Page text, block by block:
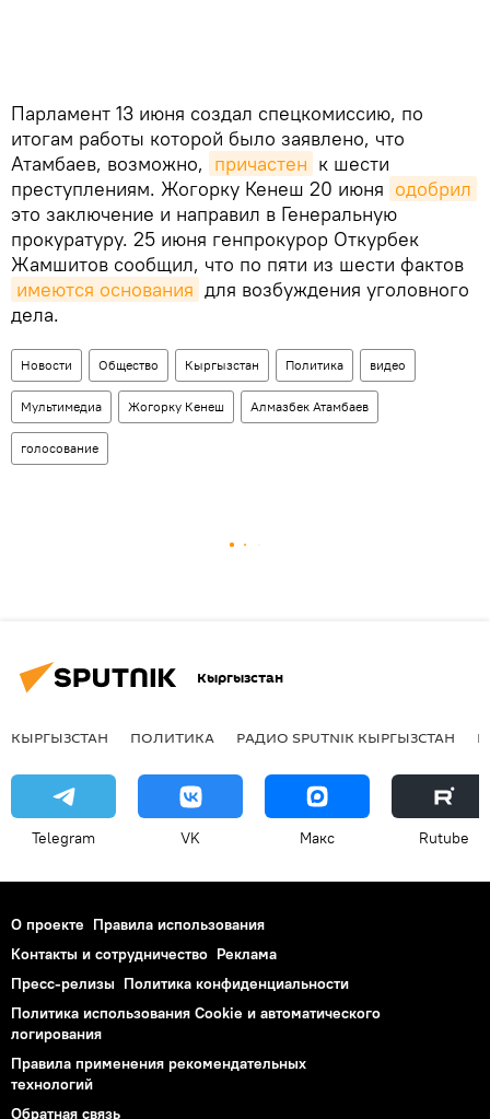
Парламент 13 июня создал спецкомиссию, по
итогам работы которой было заявлено, что
Атамбаев, возможно, причастен к шести
преступлениям. Жогорку Кенеш 20 июня одобрил
это заключение и направил в Генеральную
прокуратуру. 25 июня генпрокурор Откурбек
Жамшитов сообщил, что по пяти из шести фактов
имеются основания для возбуждения уголовного
дела.
Новости Общество Кыргызстан Политика видео
Мультимедиа Жогорку Кенеш Алмазбек Атамбаев
голосование
Кыргызстан
КЫРГЫЗСТАН ПОЛИТИКА РАДИО SPUTNIK КЫРГЫЗСТАН
Telegram VK Макс Rutube
О проекте Правила использования
Контакты и сотрудничество Реклама
Пресс-релизы Политика конфиденциальности
Политика использования Cookie и автоматического
логирования
Правила применения рекомендательных
технологий
Обратная связь